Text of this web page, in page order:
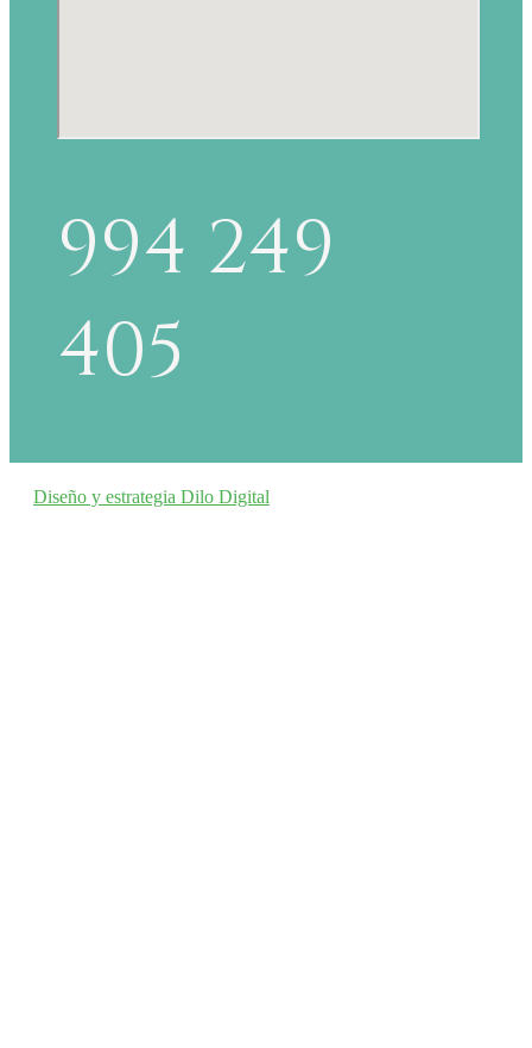
994 249
405
Diseño y estrategia Dilo Digital